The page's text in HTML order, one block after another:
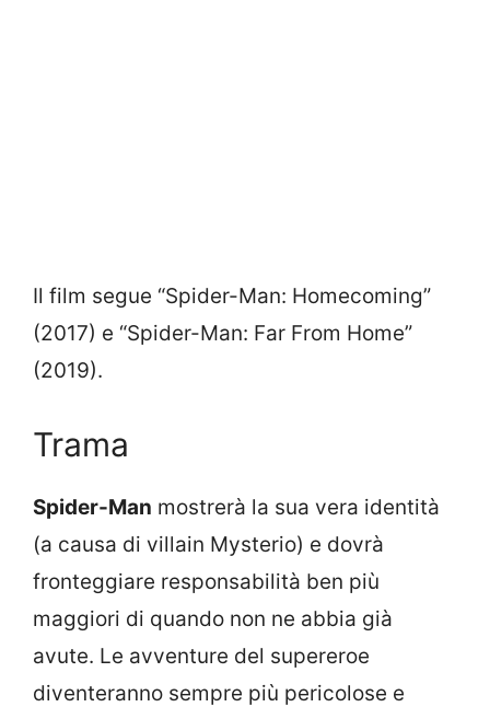
Il film segue “Spider-Man: Homecoming”
(2017) e “Spider-Man: Far From Home”
(2019).
Trama
Spider-Man mostrerà la sua vera identità
(a causa di villain Mysterio) e dovrà
fronteggiare responsabilità ben più
maggiori di quando non ne abbia già
avute. Le avventure del supereroe
diventeranno sempre più pericolose e